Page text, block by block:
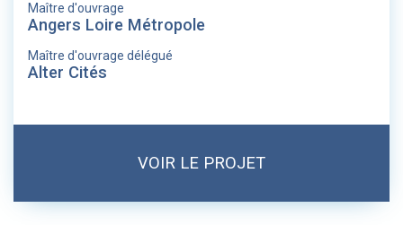
Maître d'ouvrage
Angers Loire Métropole
Maître d'ouvrage délégué
Alter Cités
VOIR LE PROJET